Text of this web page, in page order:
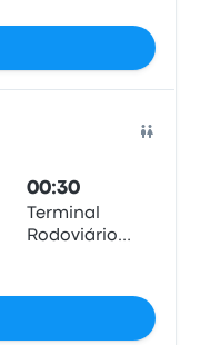
00:30
Terminal
Rodoviário